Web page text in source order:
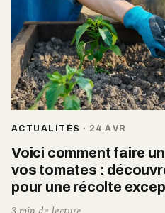
ACTUALITÉS · 24 AVR
Voici comment faire
vos tomates :
pour une récolte